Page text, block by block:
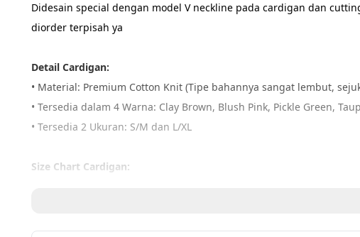
Didesain special dengan model V neckline pada cardigan dan
diorder terpisah ya
Detail Cardigan:
• Material: Premium Cotton Knit (Tipe bahannya sangat lembut,
• Tersedia dalam 4 Warna: Clay Brown, Blush Pink, Pickle Green,
• Tersedia 2 Ukuran: S/M dan L/XL
Size Chart Cardigan: